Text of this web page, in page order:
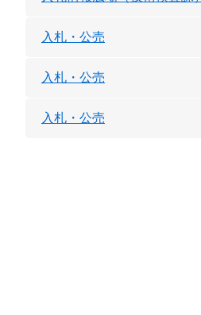
入札・公売
入札・公売
入札・公売